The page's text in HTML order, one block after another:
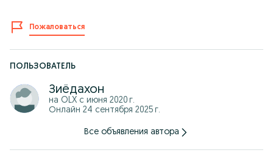
Пожаловаться
ПОЛЬЗОВАТЕЛЬ
Зиёдахон
на OLX с июня 2020 г.
Онлайн 24 сентября 2025 г.
Все объявления автора